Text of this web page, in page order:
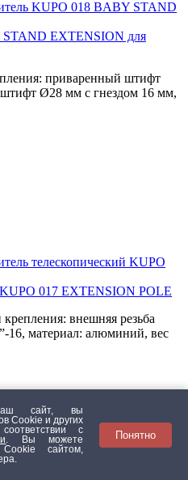
EXTENSION для
приваренный штифт
Ø28 мм с гнездом 16 мм,
017 EXTENSION POLE
внешняя резьба
16, материал: алюминий, вес
наш сайт, вы
Сookie и других
с
. Вы можете
Cookie сайтом,
Понятно